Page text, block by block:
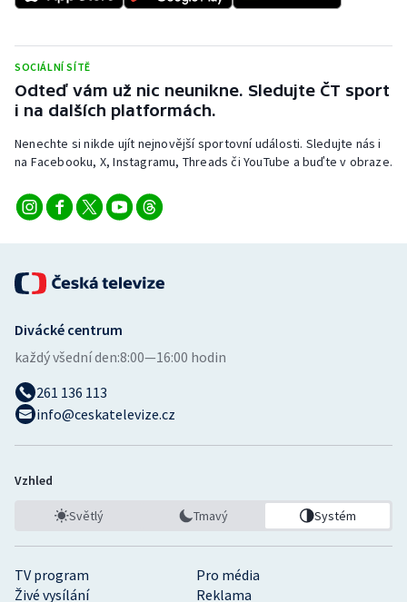
Short track
Sportovní střelba
Stolní tenis
Veslování
Vodní slalom
Volejbal
Ostatní
SOCIÁLNÍ SÍTĚ
Odteď vám už nic neunikne. Sledujte ČT sport
i na dalších platformách.
Nenechte si nikde ujít nejnovější sportovní události. Sledujte nás i
na Facebooku, X, Instagramu, Threads či YouTube a buďte v obraze.
TV program
Pro média
Živé vysílání
Reklama
Divácké centrum
každý všední den:8:00—16:00 hodin
261 136 113
info@ceskatelevize.cz
Vzhled
Světlý Tmavý Systém